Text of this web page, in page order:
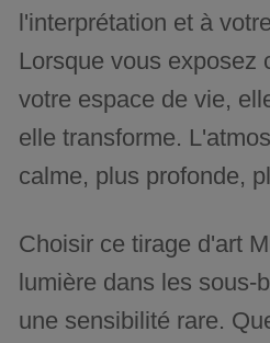
l'interprétation et à
Lorsque vous
votre espace de vie,
elle transforme.
calme, plus profonde,
Choisir ce tirage d'art
lumière dans les sous-
une sensibilité rare.